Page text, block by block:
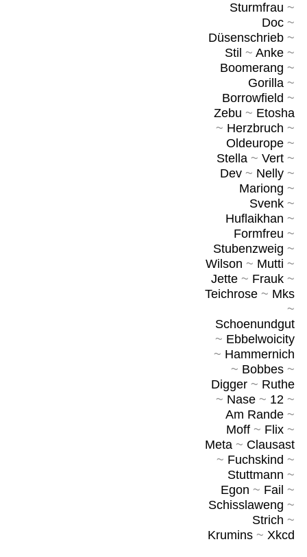
Sturmfrau ~
Doc~
Düsenschrieb~
Stil ~ Anke~
Boomerang ~
Gorilla~
Borrowfield ~
Zebu ~ Etosha
~ Herzbruch ~
Oldeurope~
Stella~ Vert~
Dev~ Nelly~
Mariong ~
Svenk~
Huflaikhan ~
Formfreu ~
Stubenzweig ~
Wilson ~ Mutti ~
Jette~ Frauk~
Teichrose~ Mks
~
Schoenundgut
~ Ebbelwoicity
~ Hammernich
~ Bobbes~
Digger~ Ruthe
~ Nase~ 12~
Am Rande~
Moff~ Flix~
Meta~ Clausast
~ Fuchskind ~
Stuttmann ~
Egon ~ Fail ~
Schisslaweng ~
Strich ~
Krumins~ Xkcd